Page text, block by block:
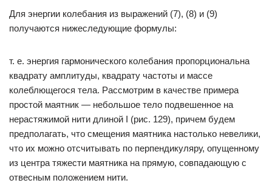
Для энергии колебания из выражений (7), (8) и (9)
получаются нижеследующие формулы:
т. е. энергия гармонического колебания пропорциональна
квадрату амплитуды, квадрату частоты и массе
колеблющегося тела. Рассмотрим в качестве примера
простой маятник — небольшое тело подвешенное на
нерастяжимой нити длиной I (рис. 129), причем будем
предполагать, что смещения маятника настолько невелики,
что их можно отсчитывать по перпендикуляру, опущенному
из центра тяжести маятника на прямую, совпадающую с
отвесным положением нити.